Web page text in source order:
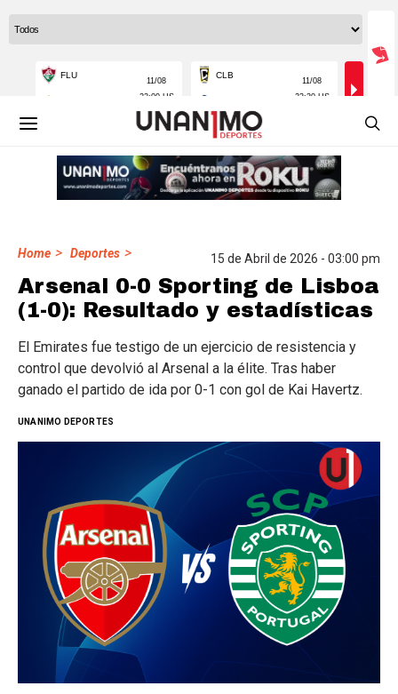
Home > Deportes > 15 de Abril de 2026 - 03:00 pm
Arsenal 0-0 Sporting de Lisboa
(1-0): Resultado y estadísticas
El Emirates fue testigo de un ejercicio de resistencia y
control que devolvió al Arsenal a la élite. Tras haber
ganado el partido de ida por 0-1 con gol de Kai Havertz.
UNANIMO DEPORTES